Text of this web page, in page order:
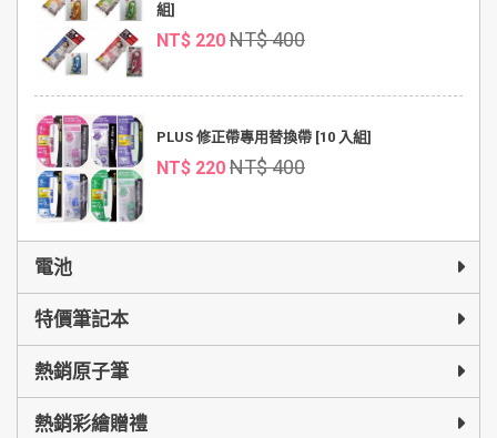
組]
NT$ 220 NT$ 400
PLUS 修正帶專用替換帶 [10 入組]
NT$ 220 NT$ 400
電池
特價筆記本
熱銷原子筆
熱銷彩繪贈禮